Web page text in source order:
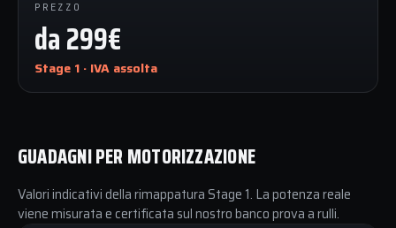
PREZZO
da 299€
Stage 1 · IVA assolta
GUADAGNI PER MOTORIZZAZIONE
Valori indicativi della rimappatura Stage 1. La potenza reale
viene misurata e certificata sul nostro banco prova a rulli.